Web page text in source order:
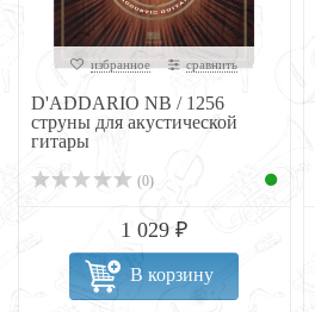
избранное сравнить
D'ADDARIO NB / 1256
струны для акустической
гитары
(0)
1 029 ₽
В корзину